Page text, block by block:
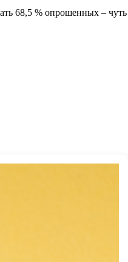
68,5 % опрошенных – чуть